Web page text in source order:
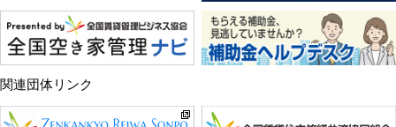
関連団体リンク